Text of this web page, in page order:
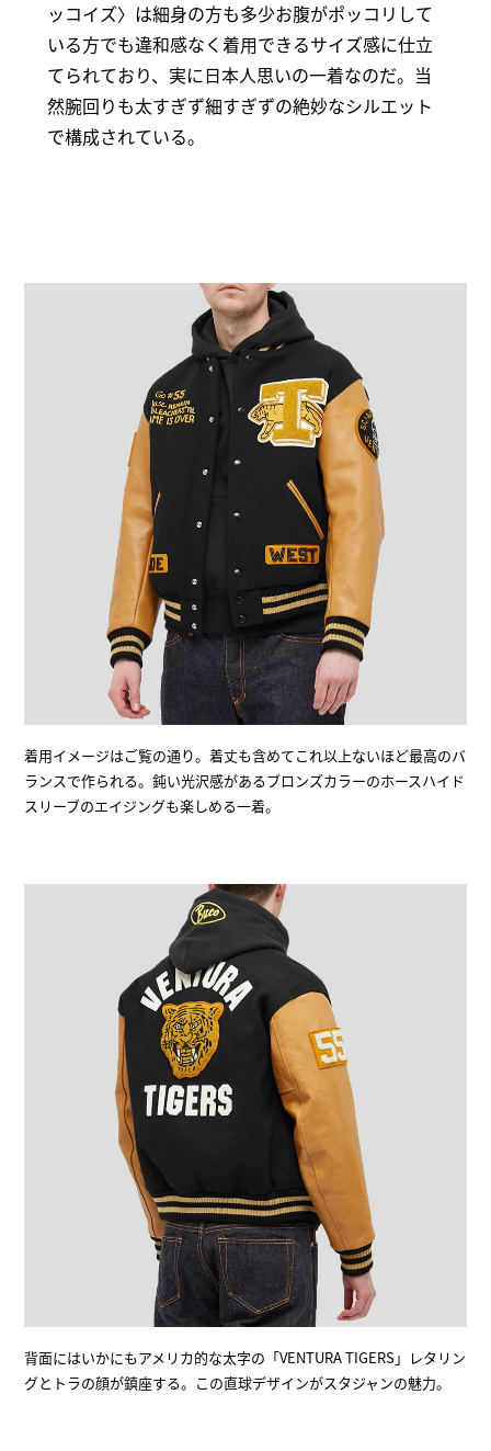
ッコイズ〉は細身の方も多少お腹がポッコリして
いる方でも違和感なく着用できるサイズ感に仕立
てられており、実に日本人思いの一着なのだ。当
然腕回りも太すぎず細すぎずの絶妙なシルエット
で構成されている。
着用イメージはご覧の通り。着丈も含めてこれ以上ないほど最高のバ
ランスで作られる。鈍い光沢感があるブロンズカラーのホースハイド
スリーブのエイジングも楽しめる一着。
背面にはいかにもアメリカ的な太字の「VENTURA TIGERS」レタリン
グとトラの顔が鎮座する。この直球デザインがスタジャンの魅力。